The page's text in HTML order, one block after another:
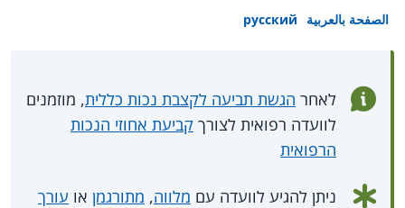
الصفحة بالعربية
русский
לאחר הגשת תביעה לקצבת נכות כללית, מוזמנים
לוועדה רפואית לצורך קביעת אחוזי הנכות
הרפואית
ניתן להגיע לוועדה עם מלווה, מתורגמן או עורך